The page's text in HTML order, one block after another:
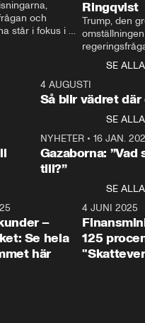
och
står i fokus i
ställer
Ulf Kristersson
Ringqvist
Trump, den
centrum i
avsnittet av
Makten”. Se
Aftonbladets
Rohwedder
Thand Ring
SE ALLA
4 AUGUSTI
Så blir vädret där
SE ALLA
NYHETER• 16 JAN.
Gazaborna:
till?”
SE ALLA
4:29
–
Se hela
här
4 JUNI 2025
125